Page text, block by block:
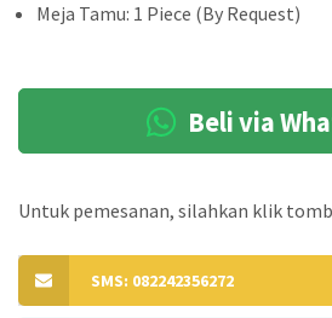
Meja Tamu: 1 Piece (By Request)
Beli via
Untuk pemesanan, silahkan klik
SMS: 082242356272